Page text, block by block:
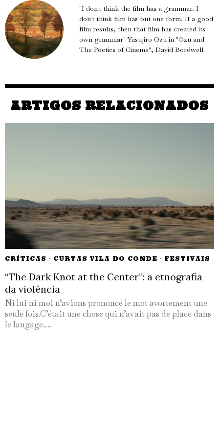
"I don't think the film has a grammar. I
don't think film has but one form. If a good
film results, then that film has created its
own grammar" Yasujiro Ozu in "Ozu and
The Poetics of Cinema", David Bordwell
ARTIGOS RELACIONADOS
CRÍTICAS · CURTAS VILA DO CONDE · FESTIVAIS
“The Dark Knot at the Center”: a etnografia
da violência
Ni lui ni moi n’avions prononcé le mot avortement une
seule fois.C’était une chose qui n’avait pas de place dans
le langage.…